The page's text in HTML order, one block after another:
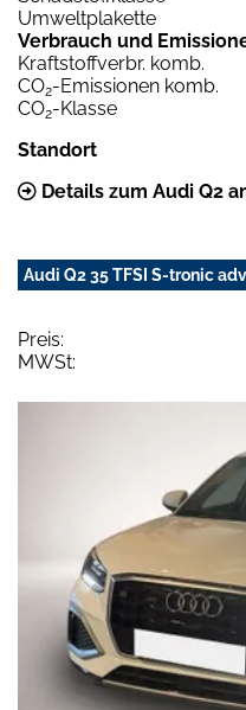
Umweltplakette
Verbrauch und
Kraftstoffverbr. komb.
CO2-Emissionen komb.
CO2-Klasse
Standort
Details zum Audi Q2
Audi Q2 35 TFSI S-tronic
Preis:
MWSt: